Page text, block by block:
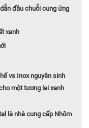
đầu chuỗi cung ứng
xanh
vs Inox nguyên sinh
một tương lai xanh
là nhà cung cấp Nhôm